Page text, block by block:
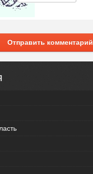
Отправить комментарий